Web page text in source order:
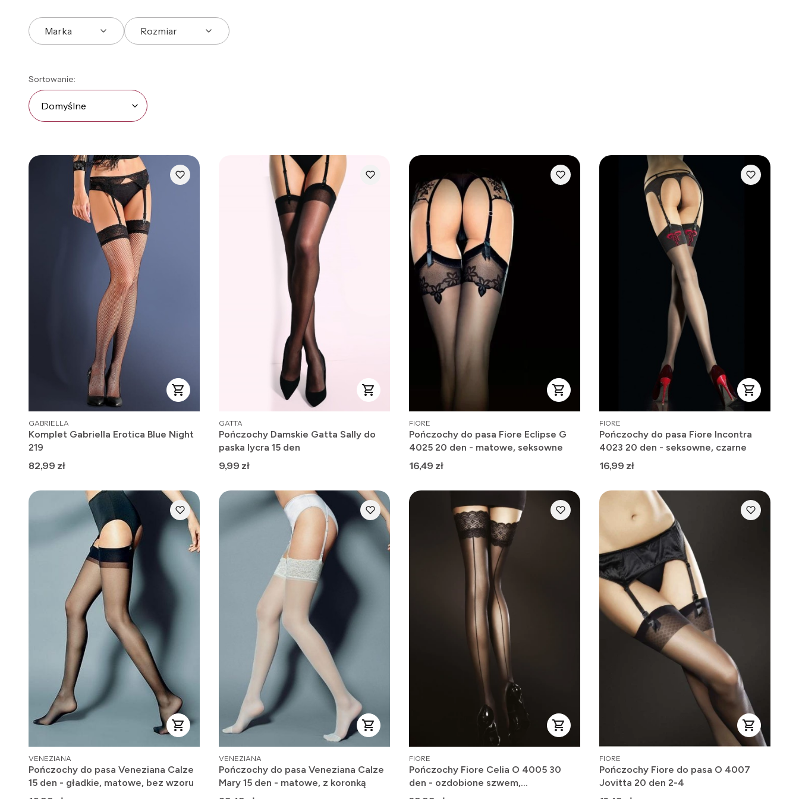
Marka Rozmiar
Lista produktów
Sortowanie:
Domyślne
PRODUCENT
GABRIELLA
Komplet Gabriella Erotica Blue Night
219
Cena
82,99 zł
PRODUCENT
GATTA
Pończochy Damskie Gatta Sally do
paska lycra 15 den
Cena
9,99 zł
PRODUCENT
FIORE
Pończochy do pasa Fiore Eclipse G
4025 20 den - matowe, seksowne
Cena
16,49 zł
PRODUCENT
FIORE
Pończochy do pasa Fiore Incontra
4023 20 den - seksowne, czarne
Cena
16,99 zł
PRODUCENT
VENEZIANA
Pończochy do pasa Veneziana Calze
15 den - gładkie, matowe, bez wzoru
PRODUCENT
VENEZIANA
Pończochy do pasa Veneziana Calze
Mary 15 den - matowe, z koronką
PRODUCENT
FIORE
Pończochy Fiore Celia O 4005 30
den - ozdobione szwem,
wzmocnienie na palcach
PRODUCENT
FIORE
Pończochy Fiore do pasa O 4007
Jovitta 20 den 2-4